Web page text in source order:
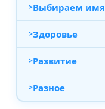
Выбираем имя
Здоровье
Развитие
Разное